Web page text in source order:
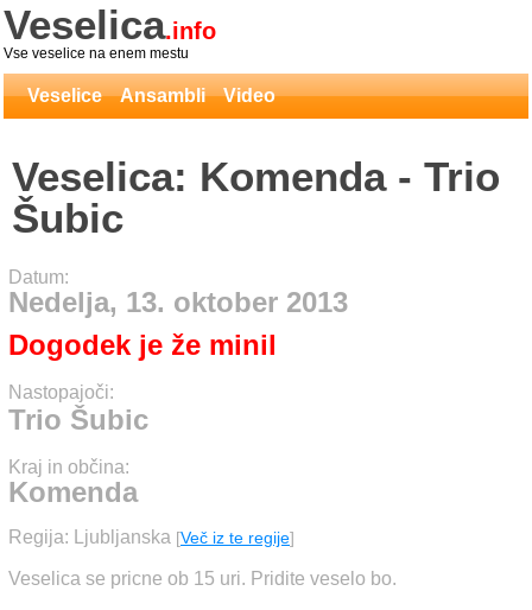
Veselica.info
Vse veselice na enem mestu
Veselice Ansambli Video
Veselica: Komenda - Trio
Šubic
Datum:
Nedelja, 13. oktober 2013
Dogodek je že minil
Nastopajoči:
Trio Šubic
Kraj in občina:
Komenda
Regija: Ljubljanska [Več iz te regije]
Veselica se pricne ob 15 uri. Pridite veselo bo.